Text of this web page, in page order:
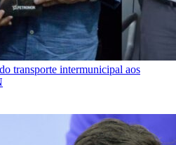
transporte intermunicipal aos